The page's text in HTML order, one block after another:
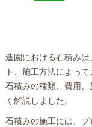
造園における石積み
ト、施工方法によっ
石積みの種類、費用
く解説しました。
石積みの施工には、プ